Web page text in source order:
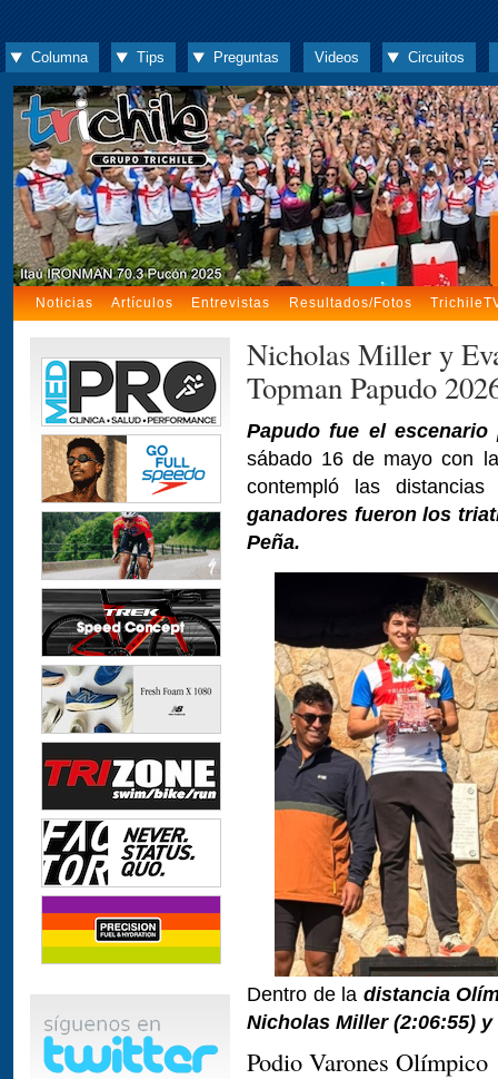
Columna Tips Preguntas Videos Circuitos
Noticias Artículos Entrevistas Resultados/Fotos
Nicholas Miller y
Topman Papudo
Papudo fue el escenario
sábado 16 de mayo con
contempló las
ganadores fueron los
Peña.
Dentro de la distancia
Nicholas Miller (2:06:55) y
Podio Varones Olímpico